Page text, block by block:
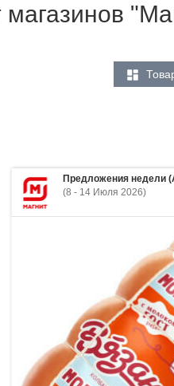

Предложения недели
(8 - 14 Июля 2026)